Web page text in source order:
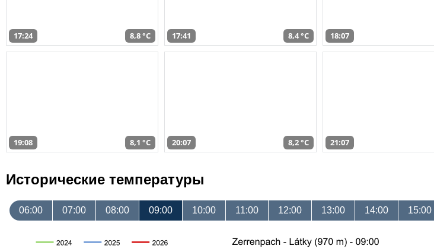
17:24 8,8 °C 17:41 8,4 °C 18:07
19:08 8,1 °C 20:07 8,2 °C 21:07
Исторические температуры
06:00 07:00 08:00 09:00 10:00 11:00 12:00 13:00 14:00 15:00